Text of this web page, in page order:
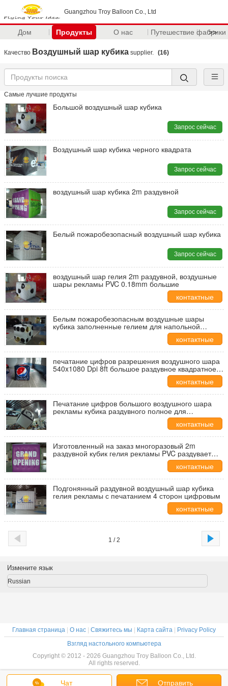
Guangzhou Troy Balloon Co., Ltd
Дом Продукты О нас Путешествие фабрики
>>
Качество Воздушный шар кубика supplier. (16)
Самые лучшие продукты
Большой воздушный шар кубика
Запрос сейчас
Воздушный шар кубика черного квадрата
Запрос сейчас
воздушный шар кубика 2m раздувной
Запрос сейчас
Белый пожаробезопасный воздушный шар кубика
Запрос сейчас
воздушный шар гелия 2m раздувной, воздушные
шары рекламы PVC 0.18mm большие
контактные
данные
Белым пожаробезопасным воздушные шары
кубика заполненные гелием для напольной
контактные
данные
печатание цифров разрешения воздушного шара
540x1080 Dpi 8ft большое раздувное квадратное
контактные
данные
Печатание цифров большого воздушного шара
рекламы кубика раздувного полное для
контактные
данные
Изготовленный на заказ многоразовый 2m
раздувной кубик гелия рекламы PVC раздувает
контактные
данные
Подгонянный раздувной воздушный шар кубика
гелия рекламы с печатанием 4 сторон цифровым
контактные
данные
1 / 2
Чат Отправить
Измените язык
Russian
Главная страница О нас Свяжитесь мы Карта сайта
Privacy Policy
Взгляд настольного компьютера
Copyright © 2012 - 2026 Guangzhou Troy Balloon Co., Ltd.
All rights reserved.